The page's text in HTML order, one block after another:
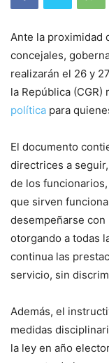
Ante la proximidad
concejales,
realizarán el 26 y
la República (CGR)
política para
El documento
directrices a
de los
que sirven
desempeñarse con
otorgando a todas
continua las
servicio, sin
Además, el
medidas
la ley en año